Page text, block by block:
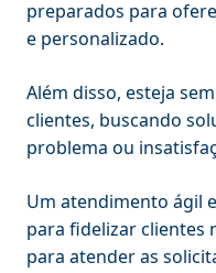
preparados para
e personalizado.
Além disso, esteja
clientes, buscando
problema ou
Um atendimento ágil
para fidelizar clientes
para atender as